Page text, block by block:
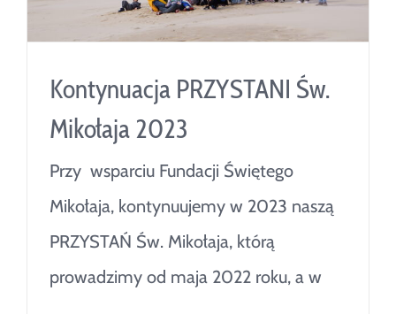
Kontynuacja PRZYSTANI Św.
Mikołaja 2023
Przy wsparciu Fundacji Świętego
Mikołaja, kontynuujemy w 2023 naszą
PRZYSTAŃ Św. Mikołaja, którą
prowadzimy od maja 2022 roku, a w